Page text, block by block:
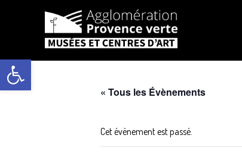
Ouvrir la barre d’outils
contenu
« Tous les Évènements
Cet évènement est passé.